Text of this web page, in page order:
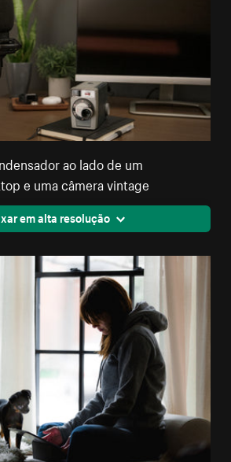
ao lado de um
e uma câmera vintage
em alta resolução